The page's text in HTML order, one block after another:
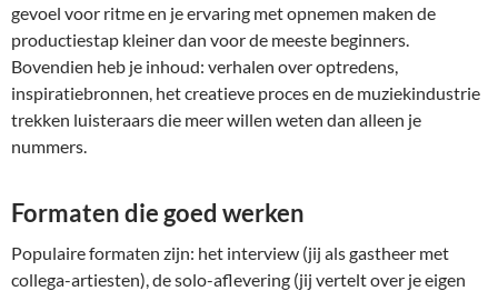
gevoel voor ritme en je ervaring met opnemen maken de
productiestap kleiner dan voor de meeste beginners.
Bovendien heb je inhoud: verhalen over optredens,
inspiratiebronnen, het creatieve proces en de muziekindustrie
trekken luisteraars die meer willen weten dan alleen je
nummers.
Formaten die goed werken
Populaire formaten zijn: het interview (jij als gastheer met
collega-artiesten), de solo-aflevering (jij vertelt over je eigen